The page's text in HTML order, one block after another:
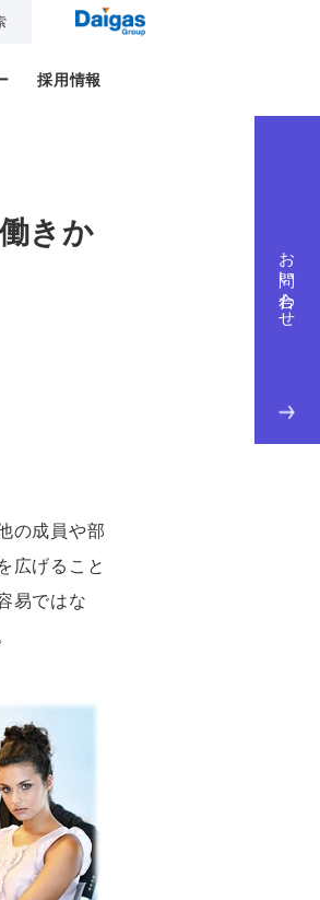
採用情報
お問い合わせ
きか
の成員や部
広げること
易ではな